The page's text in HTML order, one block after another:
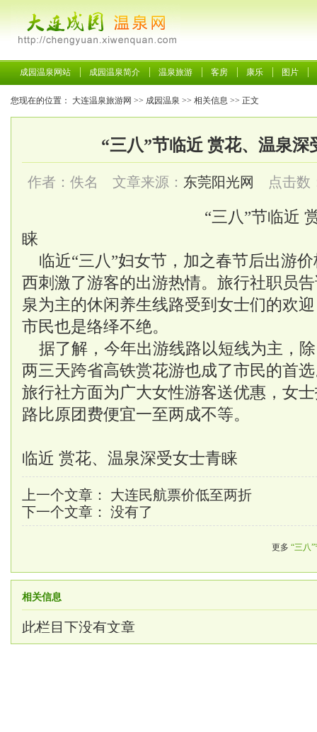
成园温泉网站 成园温泉简介 温泉旅游 客房 康乐 图片
您现在的位置： 大连温泉旅游网 >> 成园温泉 >> 相关信息 >> 正文
“三八”节临近 赏花、温泉深
作者：佚名 文章来源： 东莞阳光网 点击数
“三八”节临近 赏花、
睐
临近“三八”妇女节，加之春节后出游
西刺激了游客的出游热情。旅行社职员
泉为主的休闲养生线路受到女士们的欢
市民也是络绎不绝。
据了解，今年出游线路以短线为主，
两三天跨省高铁赏花游也成了市民的首
旅行社方面为广大女性游客送优惠，女
路比原团费便宜一至两成不等。
临近 赏花、温泉深受女士青睐
上一个文章： 大连民航票价低至两折
下一个文章： 没有了
更多 “三八
相关信息
此栏目下没有文章